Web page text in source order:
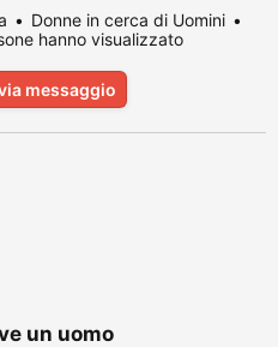
chi ha il senso dell'umorismo.
Donne in cerca di Uomini
hanno visualizzato
messaggio
un uomo